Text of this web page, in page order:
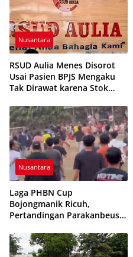
Nusantara
RSUD Aulia Menes Disorot
Usai Pasien BPJS Mengaku
Tak Dirawat karena Stok
Nusantara
Laga PHBN Cup
Bojongmanik Ricuh,
Pertandingan Parakanbeusi
Dihentikan